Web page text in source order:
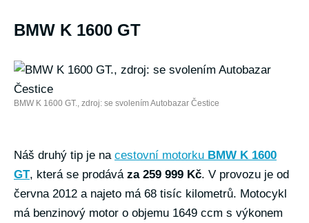
BMW K 1600 GT
BMW K 1600 GT., zdroj: se svolením Autobazar Čestice
Náš druhý tip je na cestovní motorku BMW K 1600
GT, která se prodává za 259 999 Kč. V provozu je od
června 2012 a najeto má 68 tisíc kilometrů. Motocykl
má benzinový motor o objemu 1649 ccm s výkonem